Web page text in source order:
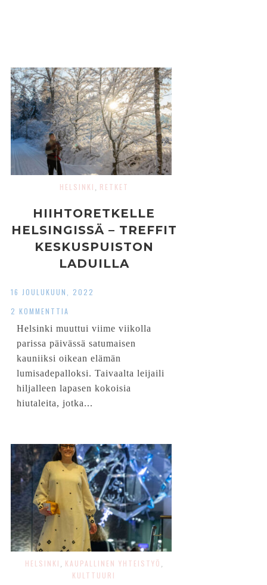
HELSINKI RETKET
HIIHTORETKELLE
HELSINGISSÄ – TREFFIT
KESKUSPUISTON
LADUILLA
16 JOULUKUUN, 2022
2 KOMMENTTIA
Helsinki muuttui viime viikolla
parissa päivässä satumaisen
kauniiksi oikean elämän
lumisadepalloksi. Taivaalta leijaili
hiljalleen lapasen kokoisia
hiutaleita, jotka...
HELSINKI KAUPALLINEN YHTEISTYÖ
KULTTUURI